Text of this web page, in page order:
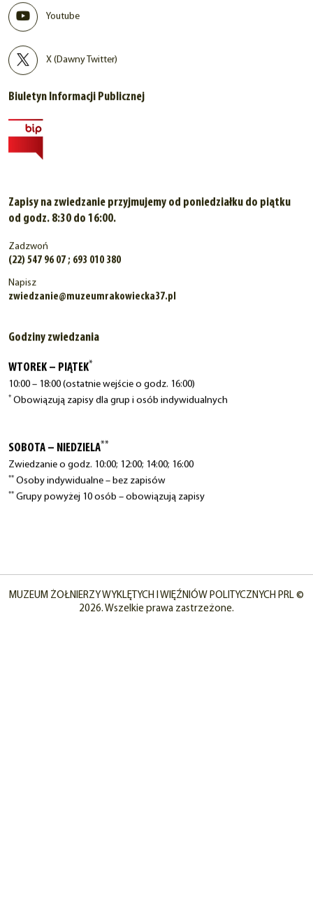
Youtube
X (Dawny Twitter)
Biuletyn Informacji Publicznej
Zapisy na zwiedzanie przyjmujemy od poniedziałku do piątku
od godz. 8:30 do 16:00.
Zadzwoń
(22) 547 96 07 ; 693 010 380
Napisz
zwiedzanie@muzeumrakowiecka37.pl
Godziny zwiedzania
WTOREK – PIĄTEK*
10:00 – 18:00 (ostatnie wejście o godz. 16:00)
* Obowiązują zapisy dla grup i osób indywidualnych
SOBOTA – NIEDZIELA**
Zwiedzanie o godz. 10:00; 12:00; 14:00; 16:00
** Osoby indywidualne – bez zapisów
** Grupy powyżej 10 osób – obowiązują zapisy
MUZEUM ŻOŁNIERZY WYKLĘTYCH I WIĘŹNIÓW POLITYCZNYCH PRL ©
2026. Wszelkie prawa zastrzeżone.